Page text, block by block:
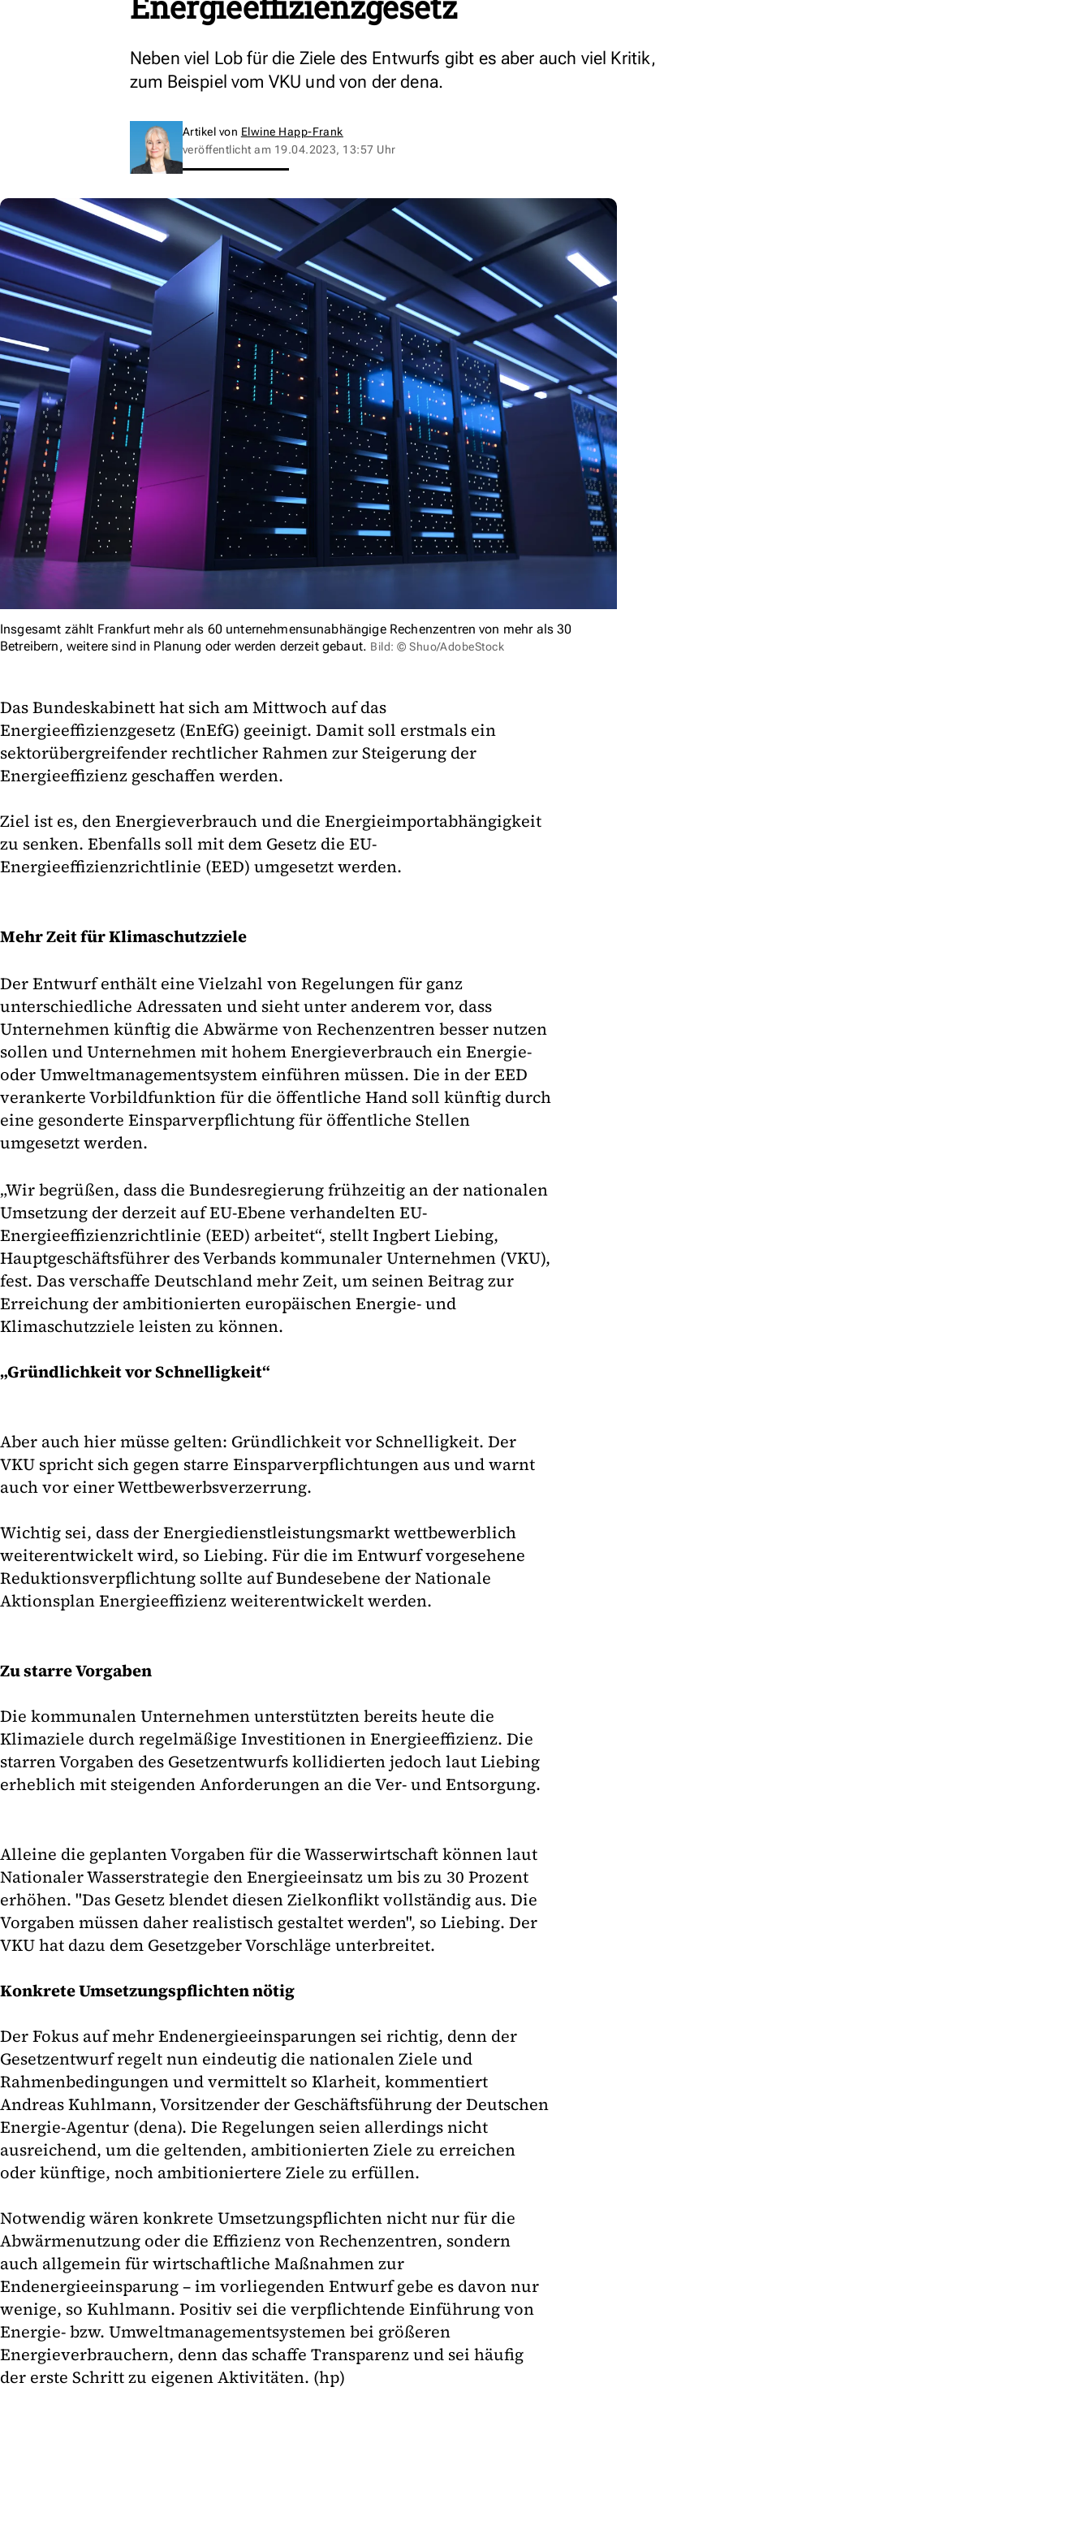
Neben viel Lob für die Ziele des Entwurfs gibt es aber auch viel Kritik,
zum Beispiel vom VKU und von der dena.
Artikel von Elwine Happ-Frank
veröffentlicht am 19.04.2023, 13:57 Uhr
Insgesamt zählt Frankfurt mehr als 60 unternehmensunabhängige Rechenzentren von mehr als 30
Betreibern, weitere sind in Planung oder werden derzeit gebaut. Bild: © Shuo/AdobeStock
Das Bundeskabinett hat sich am Mittwoch auf das
Energieeffizienzgesetz (EnEfG) geeinigt. Damit soll erstmals ein
sektorübergreifender rechtlicher Rahmen zur Steigerung der
Energieeffizienz geschaffen werden.
Ziel ist es, den Energieverbrauch und die Energieimportabhängigkeit
zu senken. Ebenfalls soll mit dem Gesetz die EU-
Energieeffizienzrichtlinie (EED) umgesetzt werden.
Mehr Zeit für Klimaschutzziele
Der Entwurf enthält eine Vielzahl von Regelungen für ganz
unterschiedliche Adressaten und sieht unter anderem vor, dass
Unternehmen künftig die Abwärme von Rechenzentren besser nutzen
sollen und Unternehmen mit hohem Energieverbrauch ein Energie-
oder Umweltmanagementsystem einführen müssen. Die in der EED
verankerte Vorbildfunktion für die öffentliche Hand soll künftig durch
eine gesonderte Einsparverpflichtung für öffentliche Stellen
umgesetzt werden.
„Wir begrüßen, dass die Bundesregierung frühzeitig an der nationalen
Umsetzung der derzeit auf EU-Ebene verhandelten EU-
Energieeffizienzrichtlinie (EED) arbeitet“, stellt Ingbert Liebing,
Hauptgeschäftsführer des Verbands kommunaler Unternehmen (VKU),
fest. Das verschaffe Deutschland mehr Zeit, um seinen Beitrag zur
Erreichung der ambitionierten europäischen Energie- und
Klimaschutzziele leisten zu können.
„Gründlichkeit vor Schnelligkeit“
Aber auch hier müsse gelten: Gründlichkeit vor Schnelligkeit. Der
VKU spricht sich gegen starre Einsparverpflichtungen aus und warnt
auch vor einer Wettbewerbsverzerrung.
Wichtig sei, dass der Energiedienstleistungsmarkt wettbewerblich
weiterentwickelt wird, so Liebing. Für die im Entwurf vorgesehene
Reduktionsverpflichtung sollte auf Bundesebene der Nationale
Aktionsplan Energieeffizienz weiterentwickelt werden.
Zu starre Vorgaben
Die kommunalen Unternehmen unterstützten bereits heute die
Klimaziele durch regelmäßige Investitionen in Energieeffizienz. Die
starren Vorgaben des Gesetzentwurfs kollidierten jedoch laut Liebing
erheblich mit steigenden Anforderungen an die Ver- und Entsorgung.
Alleine die geplanten Vorgaben für die Wasserwirtschaft können laut
Nationaler Wasserstrategie den Energieeinsatz um bis zu 30 Prozent
erhöhen. "Das Gesetz blendet diesen Zielkonflikt vollständig aus. Die
Vorgaben müssen daher realistisch gestaltet werden", so Liebing. Der
VKU hat dazu dem Gesetzgeber Vorschläge unterbreitet.
Konkrete Umsetzungspflichten nötig
Der Fokus auf mehr Endenergieeinsparungen sei richtig, denn der
Gesetzentwurf regelt nun eindeutig die nationalen Ziele und
Rahmenbedingungen und vermittelt so Klarheit, kommentiert
Andreas Kuhlmann, Vorsitzender der Geschäftsführung der Deutschen
Energie-Agentur (dena). Die Regelungen seien allerdings nicht
ausreichend, um die geltenden, ambitionierten Ziele zu erreichen
oder künftige, noch ambitioniertere Ziele zu erfüllen.
Notwendig wären konkrete Umsetzungspflichten nicht nur für die
Abwärmenutzung oder die Effizienz von Rechenzentren, sondern
auch allgemein für wirtschaftliche Maßnahmen zur
Endenergieeinsparung – im vorliegenden Entwurf gebe es davon nur
wenige, so Kuhlmann. Positiv sei die verpflichtende Einführung von
Energie- bzw. Umweltmanagementsystemen bei größeren
Energieverbrauchern, denn das schaffe Transparenz und sei häufig
der erste Schritt zu eigenen Aktivitäten. (hp)